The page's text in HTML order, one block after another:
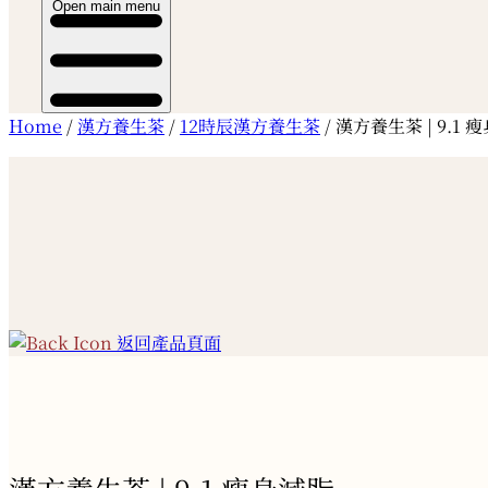
Open main menu
Home /漢方養生茶 / 12時辰漢方養生茶 / 漢方養生茶 | 9.1 瘦
返回產品頁面